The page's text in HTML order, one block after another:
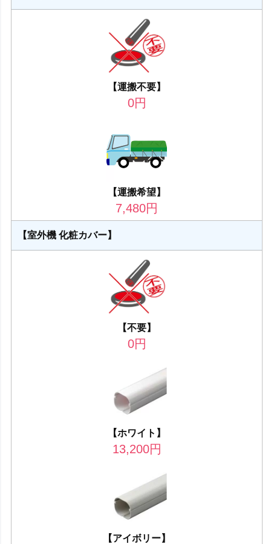
【運搬不要】
0円
【運搬希望】
7,480円
【室外機 化粧カバー】
【不要】
0円
【ホワイト】
13,200円
【アイボリー】